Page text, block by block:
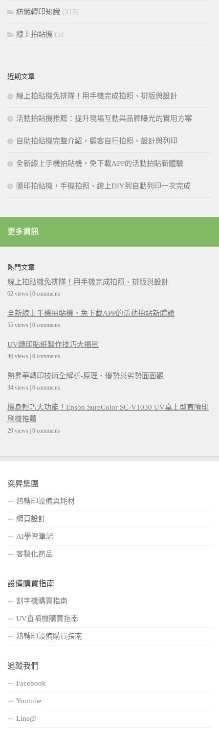
紡織轉印知識 (315)
線上拍貼機 (5)
近期文章
線上拍貼機免排隊！用手機完成拍照、排版與設計
活動拍貼機推薦：提升現場互動與品牌曝光的實用方案
自助拍貼機完整介紹，顧客自行拍照、設計與列印
全新線上手機拍貼機，免下載APP的活動拍貼新體驗
隨印拍貼機，手機拍照、線上DIY到自動列印一次完成
更多資訊
熱門文章
線上拍貼機免排隊！用手機完成拍照、排版與設計
62 views | 0 comments
全新線上手機拍貼機，免下載APP的活動拍貼新體驗
55 views | 0 comments
UV轉印貼紙製作技巧大揭密
46 views | 0 comments
熱昇華轉印技術全解析-原理、優勢與劣勢面面觀
34 views | 0 comments
機身輕巧大功能！Epson SureColor SC-V1030 UV桌上型直噴印
刷機推薦
29 views | 0 comments
奕昇集團
熱轉印設備與耗材
網頁設計
AI學習筆記
客製化商品
設備購買指南
割字機購買指南
UV直噴機購買指南
熱轉印設備購買指南
追蹤我們
Facebook
Youtube
Line@